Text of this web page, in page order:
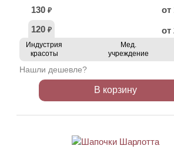
130 ₽
от
120 ₽ от
Индустрия
красоты
Мед.
учреждение
Нашли дешевле?
В корзину